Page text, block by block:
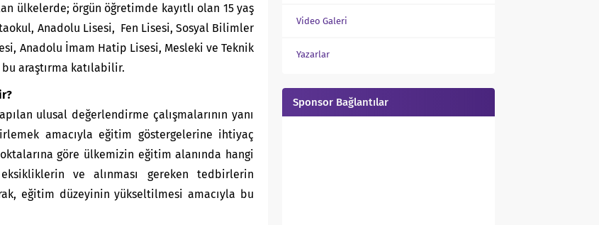
ülkelerde; örgün öğretimde kayıtlı olan 15 yaş
Anadolu Lisesi, Fen Lisesi, Sosyal Bilimler
Anadolu İmam Hatip Lisesi, Mesleki ve Teknik
araştırma katılabilir.
ulusal değerlendirme çalışmalarının yanı
amacıyla eğitim göstergelerine ihtiyaç
göre ülkemizin eğitim alanında hangi
ve alınması gereken tedbirlerin
eğitim düzeyinin yükseltilmesi amacıyla bu
Video Galeri
Yazarlar
Sponsor Bağlantılar